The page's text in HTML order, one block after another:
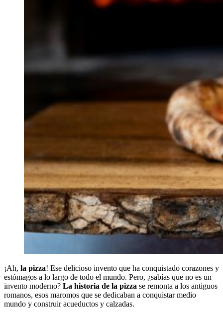
¡Ah, la pizza! Ese delicioso invento que ha conquistado corazones y
estómagos a lo largo de todo el mundo. Pero, ¿sabías que no es un
invento moderno? La historia de la pizza se remonta a los antiguos
romanos, esos maromos que se dedicaban a conquistar medio
mundo y construir acueductos y calzadas.